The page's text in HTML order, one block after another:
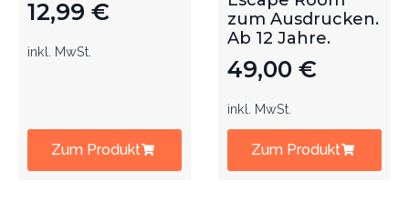
12,99 €
inkl. MwSt.
Zum Produkt
zum Ausdrucken.
Ab 12 Jahre.
49,00 €
inkl. MwSt.
Zum Produkt